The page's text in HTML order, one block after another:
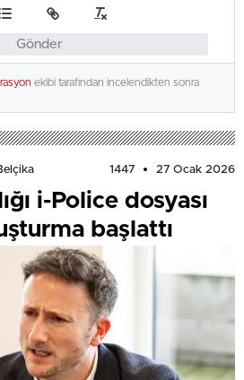
Gönder
ekibi tarafından incelendikten sonra
1447 27 Ocak 2026
i-Police dosyası
başlattı